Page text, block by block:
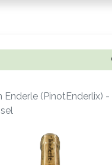
Enderle (PinotEnderlix)